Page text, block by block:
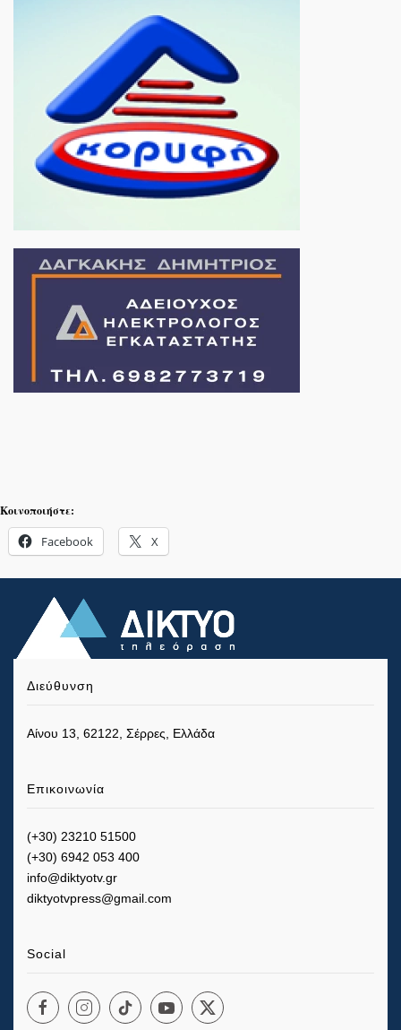
Κοινοποιήστε:
Facebook X
Διεύθυνση
Αίνου 13, 62122, Σέρρες, Ελλάδα
Επικοινωνία
(+30) 23210 51500
(+30) 6942 053 400
info@diktyotv.gr
diktyotvpress@gmail.com
Social